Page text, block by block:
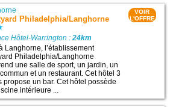
Philadelphia/Langhorne
Hôtel-Warrington :24km
Langhorne, l’établissement
Philadelphia/Langhorne
une salle de sport, un jardin, un
et un restaurant. Cet hôtel 3
propose un bar. Cet hôtel possède
intérieure ...
VOIR
L'OFFRE